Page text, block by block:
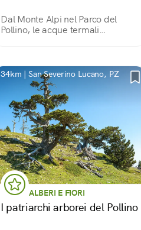
Dal Monte Alpi nel Parco del
Pollino, le acque termali
dalla bellezza incantevole, unico
in Basilicata.
34km | San Severino Lucano, PZ
ALBERI E FIORI
I patriarchi arborei del Pollino